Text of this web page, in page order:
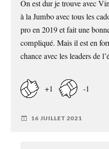
On est dur je trouve avec
à la Jumbo avec tous les
pro en 2019 et fait une
compliqué. Mais il est en
chance avec les leaders de
+1 -1
16 JUILLET 2021